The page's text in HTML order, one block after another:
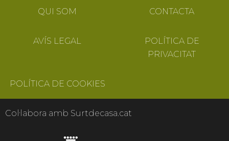
QUI SOM CONTACTA
AVÍS LEGAL
POLÍTICA DE
PRIVACITAT
POLÍTICA DE COOKIES
Col·labora amb Surtdecasa.cat